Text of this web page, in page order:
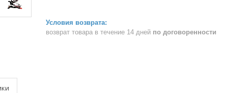
возврат товара в течение 14 дней по договоренности